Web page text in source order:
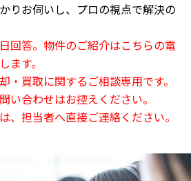
りお伺いし、プロの視点で解決の
回答。物件のご紹介はこちらの電
ます。
買取に関するご相談専用です。
合わせはお控えください。
担当者へ直接ご連絡ください。